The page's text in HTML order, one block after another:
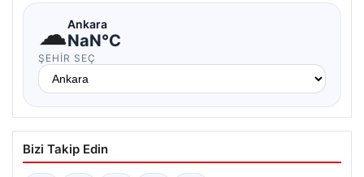
☁Ankara
NaN°C
ŞEHIR SEÇ
Bizi Takip Edin